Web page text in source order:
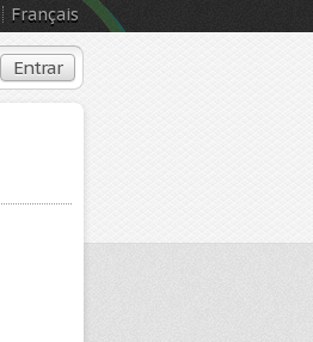
Français
Entrar